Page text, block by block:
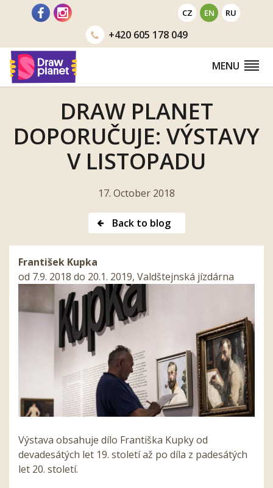
CZ EN RU
+420605 178 049
MENU
DRAW PLANET
DOPORUČUJE: VÝSTAVY
V LISTOPADU
17. October 2018
Back to blog
František Kupka
od 7.9. 2018 do 20.1. 2019, Valdštejnská jízdárna
Výstava obsahuje dílo Františka Kupky od
devadesátých let 19. století až po díla z padesátých
let 20. století.